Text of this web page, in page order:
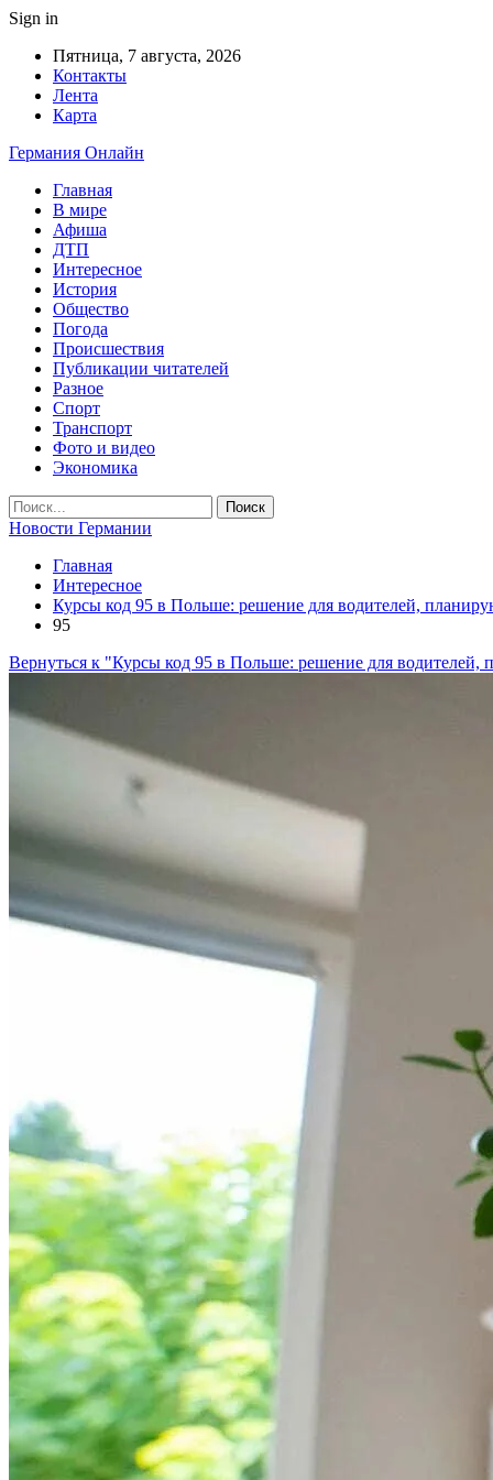
Sign in
Пятница, 7 августа, 2026
Контакты
Лента
Карта
Германия Онлайн
Главная
В мире
Афиша
ДТП
Интересное
История
Общество
Погода
Происшествия
Публикации читателей
Разное
Спорт
Транспорт
Фото и видео
Экономика
Новости Германии
Главная
Интересное
Курсы код 95 в Польше: решение для водителей,
95
Вернуться к "Курсы код 95 в Польше: решение для